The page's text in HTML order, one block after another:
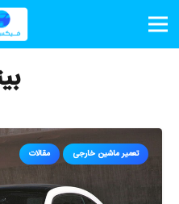
تعمیر ماشین خارجی مقالات